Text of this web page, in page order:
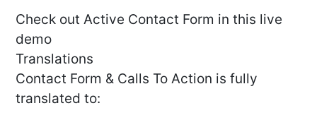
Check out Active Contact Form in this live
demo
Translations
Contact Form & Calls To Action is fully
translated to: